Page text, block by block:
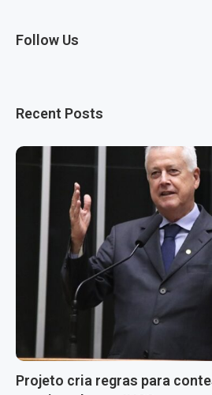
Follow Us
Recent Posts
Projeto cria regras para